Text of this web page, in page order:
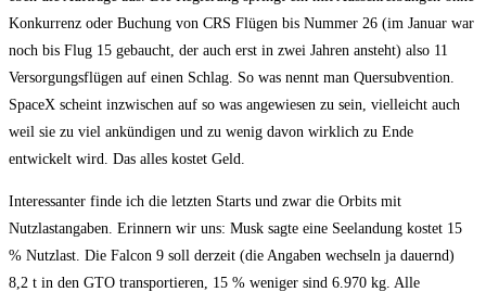
Konkurrenz oder Buchung von CRS Flügen bis Nummer 26 (im Januar war
noch bis Flug 15 gebaucht, der auch erst in zwei Jahren ansteht) also 11
Versorgungsflügen auf einen Schlag. So was nennt man Quersubvention.
SpaceX scheint inzwischen auf so was angewiesen zu sein, vielleicht auch
weil sie zu viel ankündigen und zu wenig davon wirklich zu Ende
entwickelt wird. Das alles kostet Geld.
Interessanter finde ich die letzten Starts und zwar die Orbits mit
Nutzlastangaben. Erinnern wir uns: Musk sagte eine Seelandung kostet 15
% Nutzlast. Die Falcon 9 soll derzeit (die Angaben wechseln ja dauernd)
8,2 t in den GTO transportieren, 15 % weniger sind 6.970 kg. Alle